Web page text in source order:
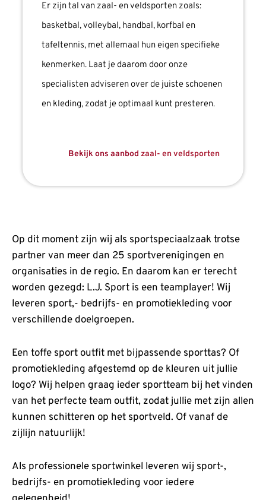
Er zijn tal van zaal- en veldsporten zoals:
basketbal, volleybal, handbal, korfbal en
tafeltennis, met allemaal hun eigen specifieke
kenmerken. Laat je daarom door onze
specialisten adviseren over de juiste schoenen
en kleding, zodat je optimaal kunt presteren.
Bekijk ons aanbod zaal- en veldsporten
Op dit moment zijn wij als sportspeciaalzaak trotse
partner van meer dan 25 sportverenigingen en
organisaties in de regio. En daarom kan er terecht
worden gezegd: L.J. Sport is een teamplayer! Wij
leveren sport,- bedrijfs- en promotiekleding voor
verschillende doelgroepen.
Een toffe sport outfit met bijpassende sporttas? Of
promotiekleding afgestemd op de kleuren uit jullie
logo? Wij helpen graag ieder sportteam bij het vinden
van het perfecte team outfit, zodat jullie met zijn allen
kunnen schitteren op het sportveld. Of vanaf de
zijlijn natuurlijk!
Als professionele sportwinkel leveren wij sport-,
bedrijfs- en promotiekleding voor iedere